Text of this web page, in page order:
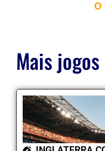
Ο
Mais jogos